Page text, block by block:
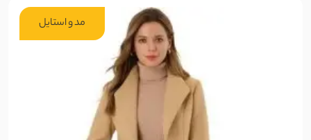
مد و استایل